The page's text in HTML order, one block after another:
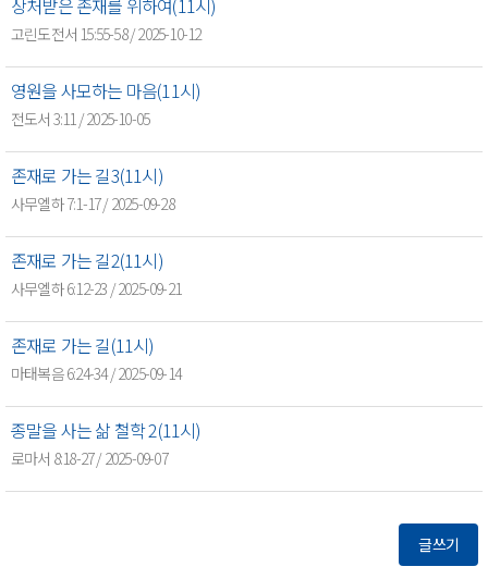
상처받은 존재를 위하여(11시)
고린도전서 15:55-58 / 2025-10-12
영원을 사모하는 마음(11시)
전도서 3:11 / 2025-10-05
존재로 가는 길3(11시)
사무엘하 7:1-17 / 2025-09-28
존재로 가는 길2(11시)
사무엘하 6:12-23 / 2025-09-21
존재로 가는 길(11시)
마태복음 6:24-34 / 2025-09-14
종말을 사는 삶 철학 2(11시)
로마서 8:18-27 / 2025-09-07
글쓰기